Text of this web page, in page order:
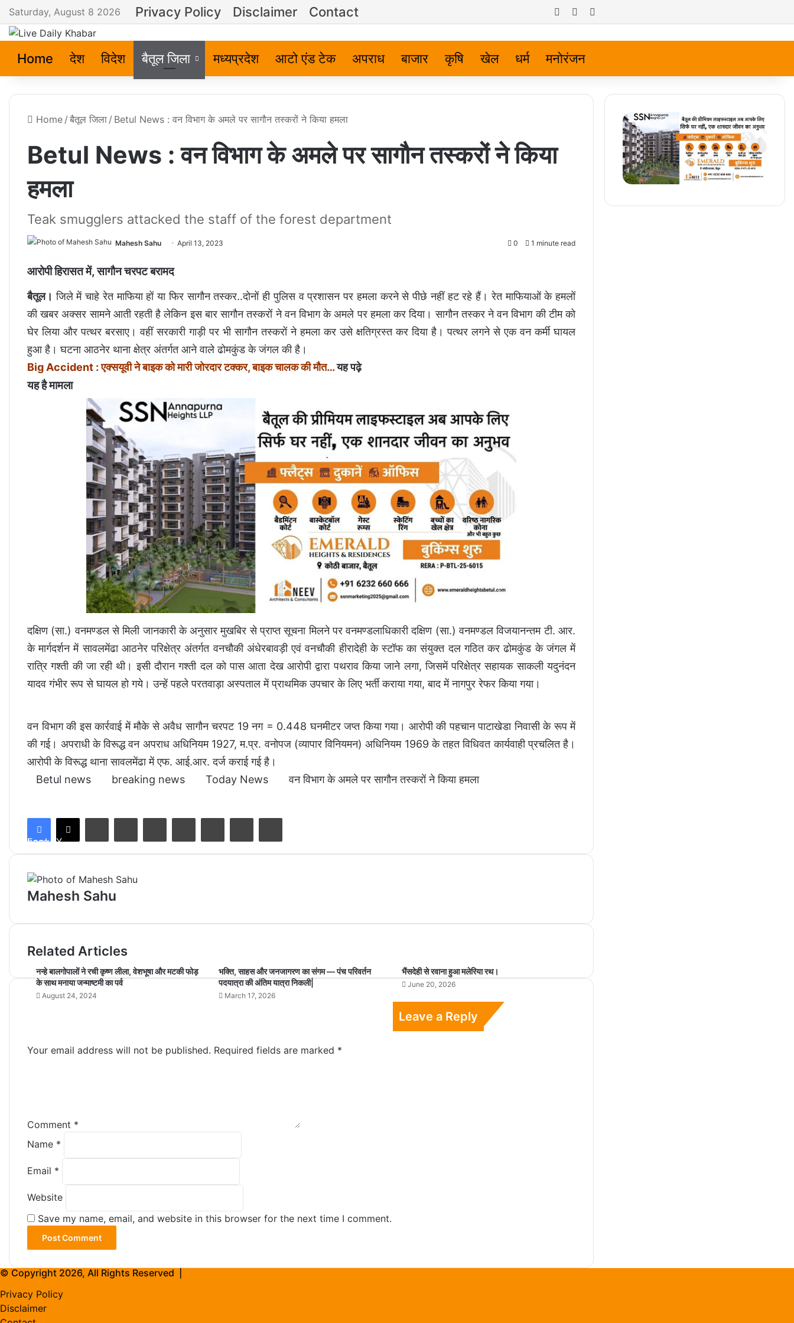
Saturday, August 8 2026 Privacy Policy Disclaimer Contact Log InRandom Article
Home देश विदेश बैतूल जिला मध्यप्रदेश आटो एंड टेक अपराध बाजार कृषि खेल धर्म मनोरंजन
Home / बैतूल जिला / Betul News : वन विभाग के अमले पर सागौन तस्करों ने किया हमला
Betul News : वन विभाग के अमले पर सागौन तस्करों ने किया
हमला
Teak smugglers attacked the staff of the forest department
Mahesh Sahu April 13, 2023 0 1 minute read
आरोपी हिरासत में, सागौन चरपट बरामद
बैतूल। जिले में चाहे रेत माफिया हों या फिर सागौन तस्कर..दोनों ही पुलिस व प्रशासन पर हमला करने से पीछे नहीं हट रहे हैं। रेत माफियाओं के हमलों
की खबर अक्सर सामने आती रहती है लेकिन इस बार सागौन तस्करों ने वन विभाग के अमले पर हमला कर दिया। सागौन तस्कर ने वन विभाग की टीम को
घेर लिया और पत्थर बरसाए। वहीं सरकारी गाड़ी पर भी सागौन तस्करों ने हमला कर उसे क्षतिग्रस्त कर दिया है। पत्थर लगने से एक वन कर्मी घायल
हुआ है। घटना आठनेर थाना क्षेत्र अंतर्गत आने वाले ढोमकुंड के जंगल की है।
Big Accident : एक्सयूवी ने बाइक को मारी जोरदार टक्कर, बाइक चालक की मौत…यह पढ़े
यह है मामला
दक्षिण (सा.) वनमण्डल से मिली जानकारी के अनुसार मुखबिर से प्राप्त सूचना मिलने पर वनमण्डलाधिकारी दक्षिण (सा.) वनमण्डल विजयानन्तम टी. आर.
के मार्गदर्शन में सावलमेंढा आठनेर परिक्षेत्र अंतर्गत वनचौकी अंधेरबावड़ी एवं वनचौकी हीरादेही के स्टॉफ का संयुक्त दल गठित कर ढोमकुंड के जंगल में
रात्रि गश्ती की जा रही थी। इसी दौरान गश्ती दल को पास आता देख आरोपी द्वारा पथराव किया जाने लगा, जिसमें परिक्षेत्र सहायक साकली यदुनंदन
यादव गंभीर रूप से घायल हो गये। उन्हें पहले परतवाड़ा अस्पताल में प्राथमिक उपचार के लिए भर्ती कराया गया, बाद में नागपुर रेफर किया गया।
वन विभाग की इस कार्रवाई में मौके से अवैध सागौन चरपट 19 नग = 0.448 घनमीटर जप्त किया गया। आरोपी की पहचान पाटाखेडा निवासी के रूप में
की गई। अपराधी के विरूद्ध वन अपराध अधिनियम 1927, म.प्र. वनोपज (व्यापार विनियमन) अधिनियम 1969 के तहत विधिवत कार्यवाही प्रचलित है।
आरोपी के विरूद्ध थाना सावलमेंढा में एफ. आई.आर. दर्ज कराई गई है।
Betul news
breaking news Today News वन विभाग के अमले पर सागौन तस्करों ने किया हमला
Facebook X
Mahesh Sahu
Related Articles
नन्हे बालगोपालों ने रची कृष्ण लीला, वेशभूषा और मटकी फोड़
के साथ मनाया जन्माष्टमी का पर्व
August 24, 2024
भक्ति, साहस और जनजागरण का संगम — पंच परिवर्तन
पदयात्रा की अंतिम यात्रा निकली|
March 17, 2026
भैंसदेही से रवाना हुआ मलेरिया रथ।
June 20, 2026
Leave a Reply
Your email address will not be published. Required fields are marked *
Comment *
Name *
Email *
Website
Save my name, email, and website in this browser for the next time I comment.
© Copyright 2026, All Rights Reserved |
Privacy Policy
Disclaimer